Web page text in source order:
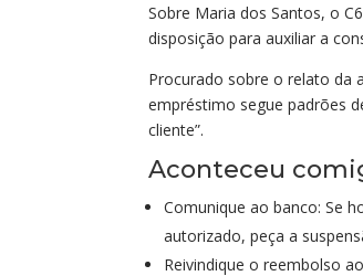
Sobre Maria dos Santos, o
disposição para auxiliar a
Procurado sobre o relato da
empréstimo segue padrões
cliente”.
Aconteceu
Comunique ao banco: Se
autorizado, peça a
Reivindique o reembolso